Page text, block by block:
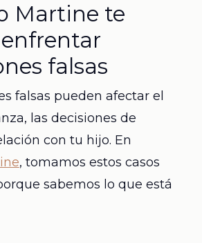
Martine te
falsas
falsas pueden afectar el
las decisiones de
con tu hijo. En
, tomamos estos casos
sabemos lo que está